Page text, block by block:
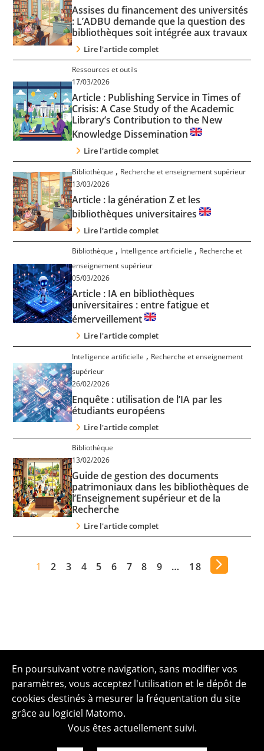
Assises du financement des universités
: L’ADBU demande que la question des
bibliothèques soit intégrée aux travaux
Lire l'article complet
Ressources et outils
17/03/2026
Article : Publishing Service in Times of
Crisis: A Case Study of the Academic
Library’s Contribution to the New
Knowledge Dissemination
Lire l'article complet
Bibliothèque , Recherche et enseignement supérieur
13/03/2026
Article : la génération Z et les
bibliothèques universitaires
Lire l'article complet
Bibliothèque , Intelligence artificielle , Recherche et
enseignement supérieur
05/03/2026
Article : IA en bibliothèques
universitaires : entre fatigue et
émerveillement
Lire l'article complet
Intelligence artificielle , Recherche et enseignement
supérieur
26/02/2026
Enquête : utilisation de l’IA par les
étudiants européens
Lire l'article complet
Bibliothèque
13/02/2026
Guide de gestion des documents
patrimoniaux dans les bibliothèques de
l’Enseignement supérieur et de la
Recherche
Lire l'article complet
1 2 3 4 5 6 7 8 9 … 18
En poursuivant votre navigation, sans modifier vos
paramètres, vous acceptez l'utilisation et le dépôt de
cookies destinés à mesurer la fréquentation du site
grâce au logiciel Matomo.
Vous êtes actuellement suivi.